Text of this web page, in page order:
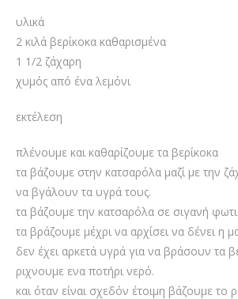
υλικά
2 κιλά βερίκοκα καθαρισμένα
1 1/2 ζάχαρη
χυμός από ένα λεμόνι
εκτέλεση
πλένουμε και καθαρίζουμε τα βερίκοκα
τα βάζουμε στην κατσαρόλα μαζί με την
να βγάλουν τα υγρά τους.
τα βάζουμε την κατσαρόλα σε σιγανή
τα βράζουμε μέχρι να αρχίσει να δένει η
δεν έχει αρκετά υγρά για να βράσουν τα
ριχνουμε ενα ποτήρι νερό.
και όταν είναι σχεδόν έτοιμη βάζουμε το